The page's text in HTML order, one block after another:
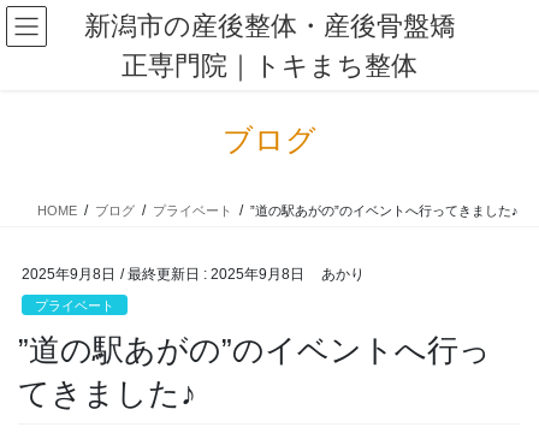
コ
ン
ナ
ビ
新潟市の産後整体・産後骨盤矯
正専門院｜トキまち整体
ブログ
HOME ブログ プライベート ”道の駅あがの”のイベントへ行ってきました♪
2025年9月8日 / 最終更新日 : 2025年9月8日 あかり
プライベート
”道の駅あがの”のイベントへ行っ
てきました♪